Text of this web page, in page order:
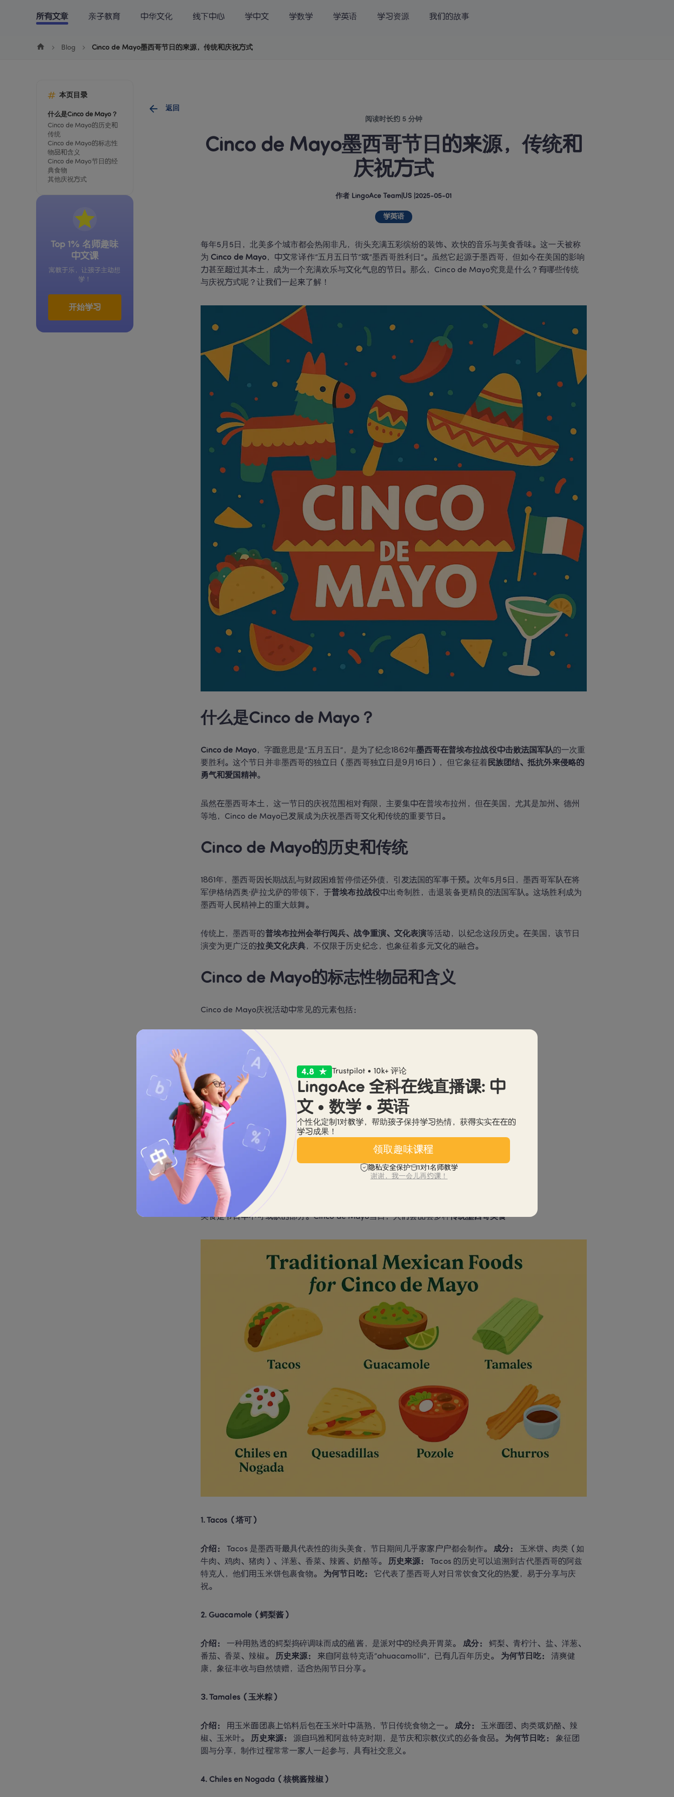
学中文 学英文 学数学 博客 下载 关于我们 International | 中文（简体）
所有文章 亲子教育 中华文化 线下中心 学中文 学数学 学英语 学习资源 我们的故事
Blog Cinco de Mayo墨西哥节日的来源，传统和庆祝方式
本页目录
什么是Cinco de Mayo？
Cinco de Mayo的历史和
传统
Cinco de Mayo的标志性
物品和含义
Cinco de Mayo节日的经
典食物
其他庆祝方式
Top 1% 名师趣味
中文课
寓教于乐，让孩子主动想
学！
开始学习
返回
阅读时长约 5 分钟
Cinco de Mayo墨西哥节日的来源，传统和
庆祝方式
作者 LingoAce Team| US 2025-05-01
学英语
每年5月5日，北美多个城市都会热闹非凡，街头充满五彩缤纷的装饰、欢快的音乐与美食香味。这一天被称
为 Cinco de Mayo，中文常译作“五月五日节”或“墨西哥胜利日”。虽然它起源于墨西哥，但如今在美国的影响
力甚至超过其本土，成为一个充满欢乐与文化气息的节日。那么，Cinco de Mayo究竟是什么？有哪些传统
与庆祝方式呢？让我们一起来了解！
什么是Cinco de Mayo？
Cinco de Mayo，字面意思是“五月五日”，是为了纪念1862年墨西哥在普埃布拉战役中击败法国军队的一次重
要胜利。这个节日并非墨西哥的独立日（墨西哥独立日是9月16日），但它象征着 民族团结、抵抗外来侵略的
勇气和爱国精神。
虽然在墨西哥本土，这一节日的庆祝范围相对有限，主要集中在普埃布拉州，但在美国，尤其是加州、德州
等地，Cinco de Mayo已发展成为庆祝墨西哥文化和传统的重要节日。
Cinco de Mayo的历史和传统
1861年，墨西哥因长期战乱与财政困难暂停偿还外债，引发法国的军事干预。次年5月5日，墨西哥军队在将
军伊格纳西奥·萨拉戈萨的带领下，于普埃布拉战役中出奇制胜，击退装备更精良的法国军队。这场胜利成为
墨西哥人民精神上的重大鼓舞。
传统上，墨西哥的普埃布拉州会举行阅兵、战争重演、文化表演等活动，以纪念这段历史。在美国，该节日
演变为更广泛的拉美文化庆典，不仅限于历史纪念，也象征着多元文化的融合。
Cinco de Mayo的标志性物品和含义
Cinco de Mayo庆祝活动中常见的元素包括：
墨西哥国旗的颜色
玛丽亚奇乐队 （Mariachi）：传统墨西哥音乐表演，增添节日气氛。
民族服饰 ：女性穿着艳丽的裙摆舞裙，男性佩戴大帽子（Sombrero）和披风。
皮纳塔 （Piñata）：一种纸制玩具，常用于节日游戏，象征希望与丰收。
这些元素不仅具有视觉吸引力，更承载着墨西哥人民的文化认同与自豪。
Cinco de Mayo节日的经典食物
美食是节日中不可或缺的部分。Cinco de Mayo当日，人们会品尝多种传统墨西哥美食
1. Tacos（塔可）
介绍： Tacos 是墨西哥最具代表性的街头美食，节日期间几乎家家户户都会制作。 成分：
玉米饼、肉类（如
牛肉、鸡肉、猪肉）、洋葱、香菜、辣酱、奶酪等。 历史来源：
Tacos 的历史可以追溯到古代墨西哥的阿兹
特克人，他们用玉米饼包裹食物。 为何节日吃：
它代表了墨西哥人对日常饮食文化的热爱，易于分享与庆
祝。
2. Guacamole（鳄梨酱）
介绍： 一种用熟透的鳄梨捣碎调味而成的蘸酱，是派对中的经典开胃菜。 成分：
鳄梨、青柠汁、盐、洋葱、
番茄、香菜、辣椒。 历史来源： 来自阿兹特克语“ahuacamolli”，已有几百年历史。 为何节日吃：
清爽健
康，象征丰收与自然馈赠，适合热闹节日分享。
3. Tamales（玉米粽）
介绍： 用玉米面团裹上馅料后包在玉米叶中蒸熟，节日传统食物之一。 成分：
玉米面团、肉类或奶酪、辣
椒、玉米叶。 历史来源： 源自玛雅和阿兹特克时期，是节庆和宗教仪式的必备食品。 为何节日吃：
象征团
圆与分享，制作过程常常一家人一起参与，具有社交意义。
4. Chiles en Nogada（核桃酱辣椒）
Trustpilot • 10k+ 评论
LingoAce 全科在线直播课: 中
文 • 数学 • 英语
个性化定制1对教学，帮助孩子保持学习热情，获得实实在在的
学习成果！
领取趣味课程
隐私安全保护
1对1名师教学
谢谢，我一会儿再约课！